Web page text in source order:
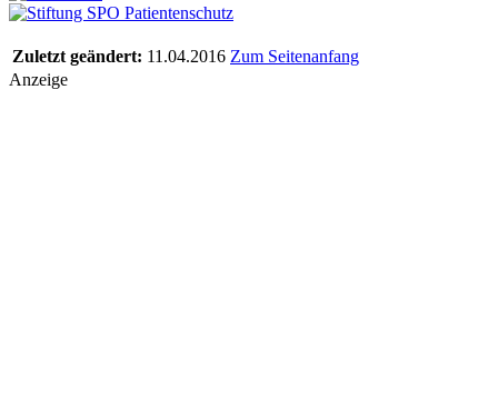
Zuletzt geändert: 11.04.2016 Zum Seitenanfang
Anzeige